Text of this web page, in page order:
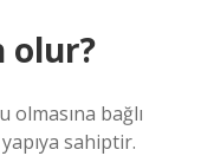
olur?
olmasına bağlı
sahiptir.